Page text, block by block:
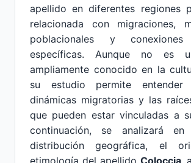
apellido en diferentes regiones
relacionada con migraciones,
poblacionales y conexiones
específicas. Aunque no es
ampliamente conocido en la
su estudio permite
dinámicas migratorias y las
que pueden estar vinculadas a
continuación, se analizará
distribución geográfica, el
etimología del apellido Coloccia,